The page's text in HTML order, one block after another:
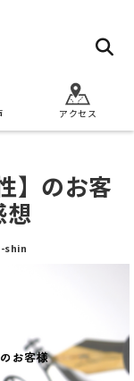
アクセス
】のお客
想
shin